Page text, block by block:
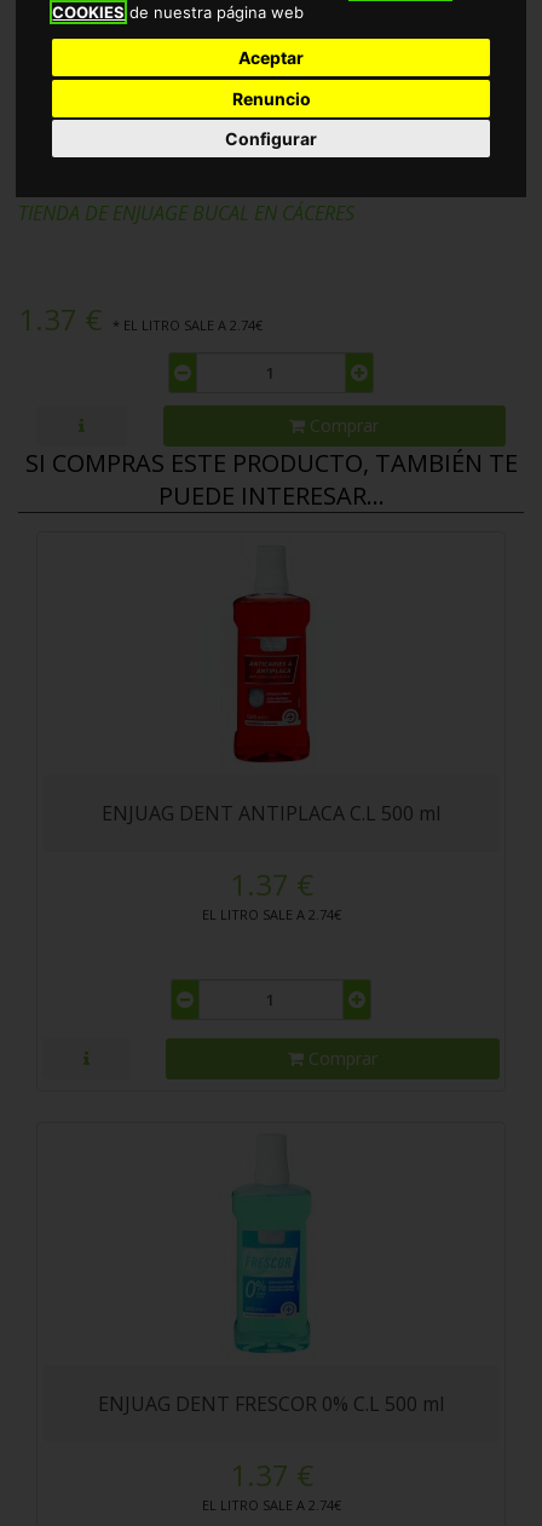
COOKIES de nuestra página web
Aceptar
Renuncio
Configurar
ENJUAG DENT FRESCOR 0% C.L 500
TIENDA DE ENJUAGE BUCAL EN CÁCERES
1.37 € * EL LITRO SALE A 2.74€
Comprar
SI COMPRAS ESTE PRODUCTO, TAMBIÉN TE
PUEDE INTERESAR...
ENJUAG DENT ANTIPLACA C.L 500 ml
1.37 €
EL LITRO SALE A 2.74€
Comprar
ENJUAG DENT FRESCOR 0% C.L 500 ml
1.37 €
EL LITRO SALE A 2.74€